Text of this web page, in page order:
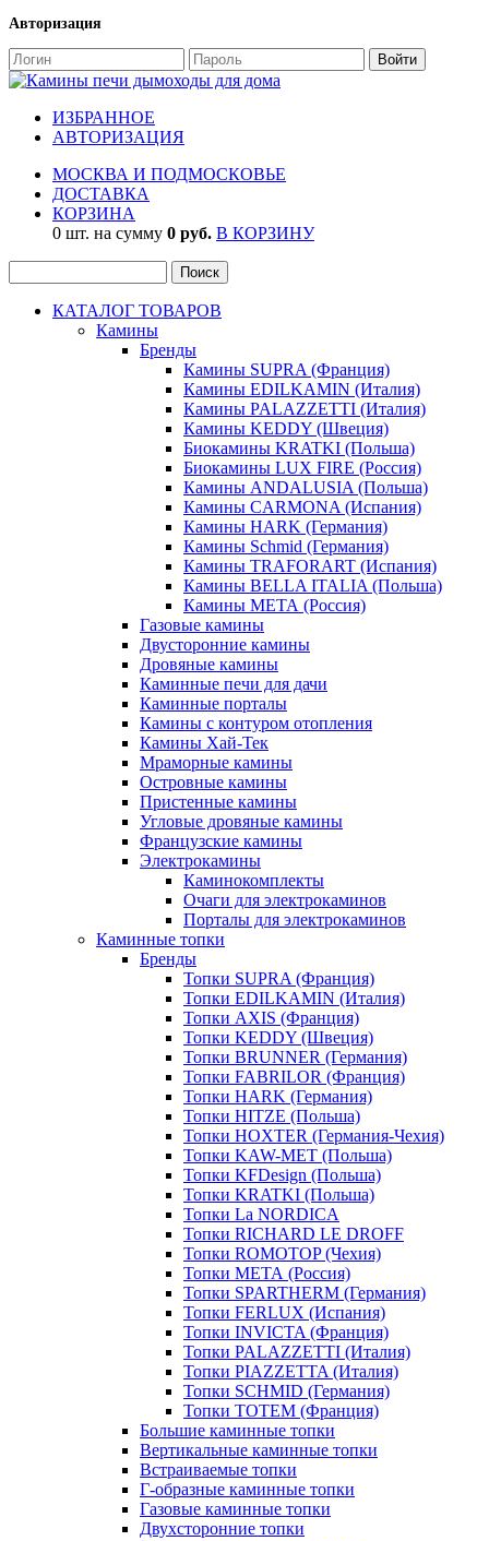
Авторизация
ИЗБРАННОЕ
АВТОРИЗАЦИЯ
МОСКВА И ПОДМОСКОВЬЕ
ДОСТАВКА
КОРЗИНА
0 шт. на сумму 0 руб. В КОРЗИНУ
КАТАЛОГ ТОВАРОВ
Камины
Бренды
Камины SUPRA (Франция)
Камины EDILKAMIN (Италия)
Камины PALAZZETTI (Италия)
Камины KEDDY (Швеция)
Биокамины KRATKI (Польша)
Биокамины LUX FIRE (Россия)
Камины ANDALUSIA (Польша)
Камины CARMONA (Испания)
Камины HARK (Германия)
Камины Schmid (Германия)
Камины TRAFORART (Испания)
Камины BELLA ITALIA (Польша)
Камины МЕТА (Россия)
Газовые камины
Двусторонние камины
Дровяные камины
Каминные печи для дачи
Каминные порталы
Камины с контуром отопления
Камины Хай-Тек
Мраморные камины
Островные камины
Пристенные камины
Угловые дровяные камины
Французские камины
Электрокамины
Каминокомплекты
Очаги для электрокаминов
Порталы для электрокаминов
Каминные топки
Бренды
Топки SUPRA (Франция)
Топки EDILKAMIN (Италия)
Топки AXIS (Франция)
Топки KEDDY (Швеция)
Топки BRUNNER (Германия)
Топки FABRILOR (Франция)
Топки HARK (Германия)
Топки HITZE (Польша)
Топки HOXTER (Германия-Чехия)
Топки KAW-MET (Польша)
Топки KFDesign (Польша)
Топки KRATKI (Польша)
Топки La NORDICA
Топки RICHARD LE DROFF
Топки ROMOTOP (Чехия)
Топки МЕТА (Россия)
Топки SPARTHERM (Германия)
Топки FERLUX (Испания)
Топки INVICTA (Франция)
Топки PALAZZETTI (Италия)
Топки PIAZZETTA (Италия)
Топки SCHMID (Германия)
Топки TOTEM (Франция)
Большие каминные топки
Вертикальные каминные топки
Встраиваемые топки
Г-образные каминные топки
Газовые каминные топки
Двухсторонние топки